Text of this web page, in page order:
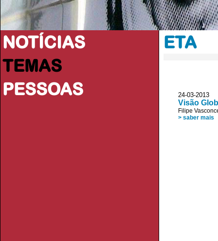
NOTÍCIAS
TEMAS
PESSOAS
ETA
24-03-
Visão
Filipe
> saber mais